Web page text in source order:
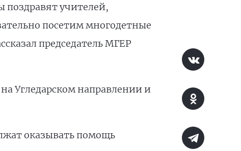
поздравят учителей,
посетим многодетные
председатель МГЕР
Угледарском направлении и
оказывать помощь